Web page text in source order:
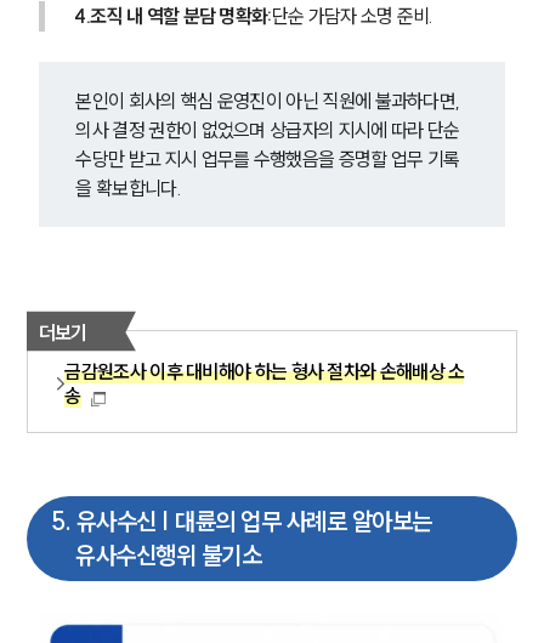
오시는 길
글로벌 파트너 로펌
고객의 소리
통합검색
사례분석/최신동향
형사 법률정보
법률지식인
형사그룹 업무
전체
4.조직 내 역할 분담 명확화:단순 가담자 소명 준비.
본인이 회사의 핵심 운영진이 아닌 직원에 불과하다면,
의사 결정 권한이 없었으며 상급자의 지시에 따라 단순
수당만 받고 지시 업무를 수행했음을 증명할 업무 기록
을 확보합니다.
더보기
금감원조사 이후 대비해야 하는 형사 절차와 손해배상 소
송
5. 유사수신 | 대륜의 업무 사례로 알아보는
유사수신행위 불기소